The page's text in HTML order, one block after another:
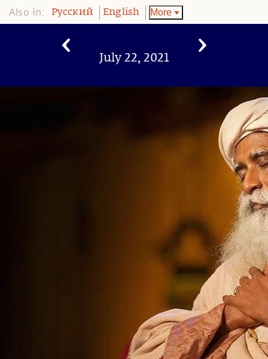
Also in: Pусский English More
July 22, 2021